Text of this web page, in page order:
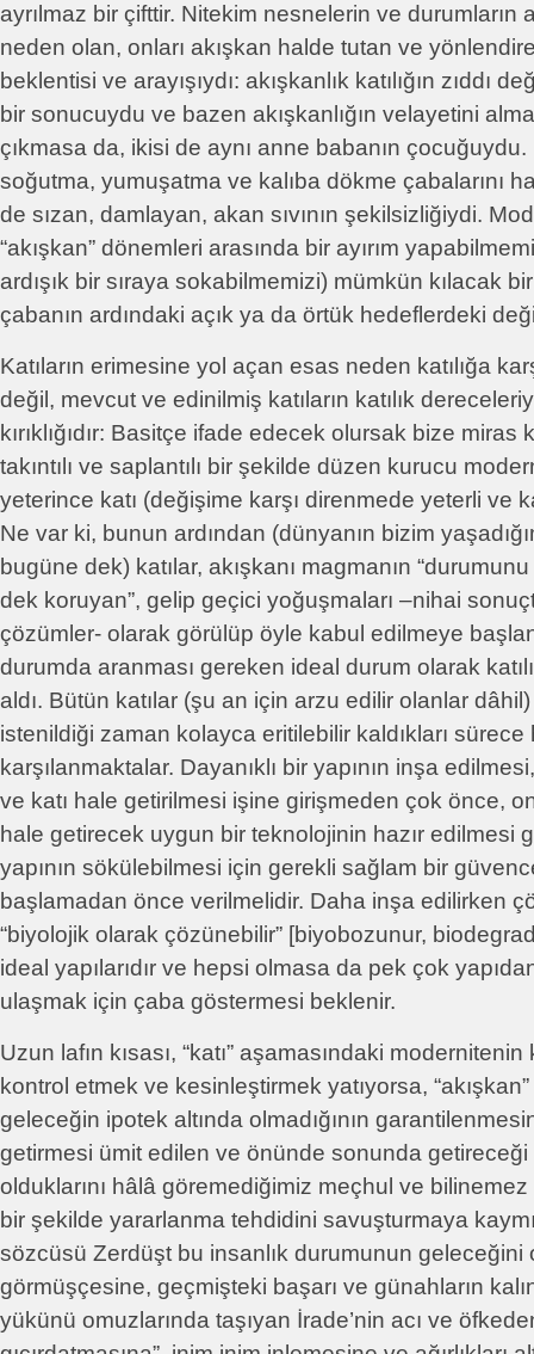
ayrılmaz bir çifttir. Nitekim nesnelerin ve durumların
neden olan, onları akışkan halde tutan ve
beklentisi ve arayışıydı: akışkanlık katılığın zıddı
bir sonucuydu ve bazen akışkanlığın velayetini
çıkmasa da, ikisi de aynı anne babanın çocuğuydu.
soğutma, yumuşatma ve kalıba dökme çabalarını
de sızan, damlayan, akan sıvının şekilsizliğiydi.
“akışkan” dönemleri arasında bir ayırım
ardışık bir sıraya sokabilmemizi) mümkün kılacak
çabanın ardındaki açık ya da örtük hedeflerdeki
Katıların erimesine yol açan esas neden katılığa
değil, mevcut ve edinilmiş katıların katılık
kırıklığıdır: Basitçe ifade edecek olursak bize miras
takıntılı ve saplantılı bir şekilde düzen kurucu
yeterince katı (değişime karşı direnmede yeterli ve
Ne var ki, bunun ardından (dünyanın bizim
bugüne dek) katılar, akışkanı magmanın
dek koruyan”, gelip geçici yoğuşmaları –nihai
çözümler- olarak görülüp öyle kabul edilmeye
durumda aranması gereken ideal durum olarak
aldı. Bütün katılar (şu an için arzu edilir olanlar
istenildiği zaman kolayca eritilebilir kaldıkları
karşılanmaktalar. Dayanıklı bir yapının inşa
ve katı hale getirilmesi işine girişmeden çok önce,
hale getirecek uygun bir teknolojinin hazır edilmesi
yapının sökülebilmesi için gerekli sağlam bir
başlamadan önce verilmelidir. Daha inşa edilirken
“biyolojik olarak çözünebilir” [biyobozunur,
ideal yapılarıdır ve hepsi olmasa da pek çok
ulaşmak için çaba göstermesi beklenir.
Uzun lafın kısası, “katı” aşamasındaki
kontrol etmek ve kesinleştirmek yatıyorsa,
geleceğin ipotek altında olmadığının
getirmesi ümit edilen ve önünde sonunda
olduklarını hâlâ göremediğimiz meçhul ve
bir şekilde yararlanma tehdidini savuşturmaya
sözcüsü Zerdüşt bu insanlık durumunun geleceğini
görmüşçesine, geçmişteki başarı ve günahların kalın
yükünü omuzlarında taşıyan İrade’nin acı ve